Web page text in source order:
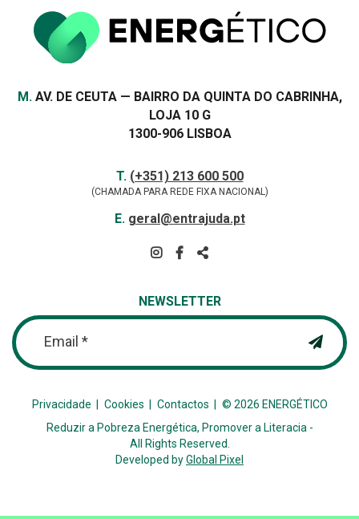
Morada
M.AV. DE CEUTA — BAIRRO DA QUINTA DO CABRINHA,
LOJA 10 G
1300-906 LISBOA
T. (+351) 213 600 500
(CHAMADA PARA REDE FIXA NACIONAL)
E. geral@entrajuda.pt
REDE
NEWSLETTER
Email *
Privacidade Cookies Contactos
© 2026 ENERGÉTICO
Reduzir a Pobreza Energética, Promover a Literacia -
All Rights Reserved.
Developed byGlobal Pixel